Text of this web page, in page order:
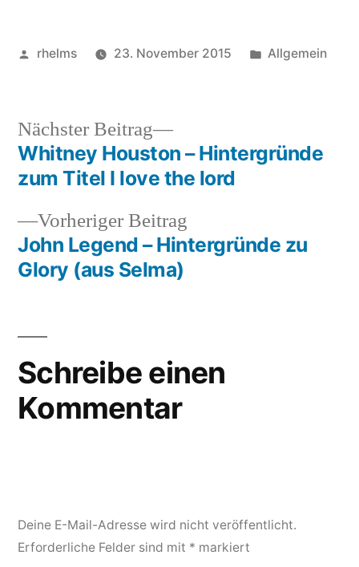
Veröffentlicht
rhelms 23. November 2015
Veröffentlicht
Allgemein
Beitragsnavigation
Vorheriger Beitrag
Beitrag:
John Legend – Hintergründe zu
Glory (aus Selma)
Nächster Beitrag
Nächster
Beitrag:
Whitney Houston – Hintergründe
zum Titel I love the lord
Schreibe einen
Kommentar
Deine E-Mail-Adresse wird nicht veröffentlicht.
Erforderliche Felder sind mit * markiert